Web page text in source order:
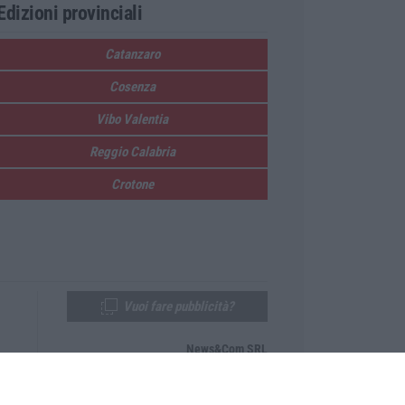
provinciali
Catanzaro
Cosenza
Vibo Valentia
Reggio Calabria
Crotone
News&Com SRL